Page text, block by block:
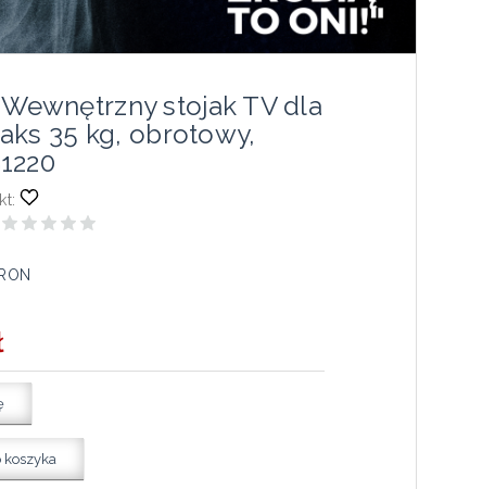
stojak TV dla
35 kg, obrotowy,
koszyka